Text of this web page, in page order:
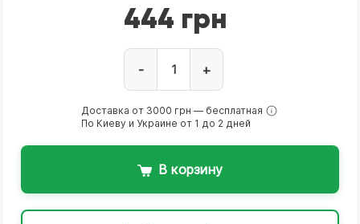
444 грн
- +
Доставка от 3000 грн — бесплатная
По Киеву и Украине от 1 до 2 дней
В корзину